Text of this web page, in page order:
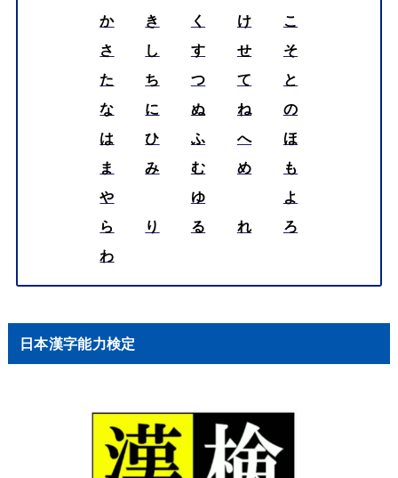
か
き く け
こ
さ
し す せ
そ
た
ち つ て
と
な
に ぬ ね
の
は
ひ ふ へ
ほ
ま
み む め
も
や
ゆ
よ
ら
り る れ
ろ
わ
日本漢字能力検定